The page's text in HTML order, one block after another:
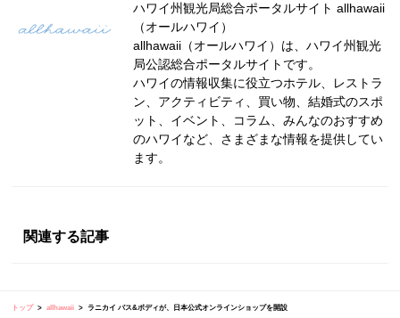
ハワイ州観光局総合ポータルサイト allhawaii
（オールハワイ）
allhawaii（オールハワイ）は、ハワイ州観光
局公認総合ポータルサイトです。
ハワイの情報収集に役立つホテル、レストラ
ン、アクティビティ、買い物、結婚式のスポ
ット、イベント、コラム、みんなのおすすめ
のハワイなど、さまざまな情報を提供してい
ます。
関連する記事
トップ allhawaii ラニカイ バス&ボディが、日本公式オンラインショップを開設